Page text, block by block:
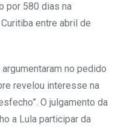
por 580 dias na
entre abril de
no pedido
revelou interesse na
O julgamento da
a Lula participar da